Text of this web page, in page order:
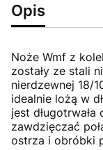
Opis
Noże Wmf z
zostały ze stali
nierdzewnej 18/
idealnie lożą w
jest
zawdzięczać
ostrza i obróbki